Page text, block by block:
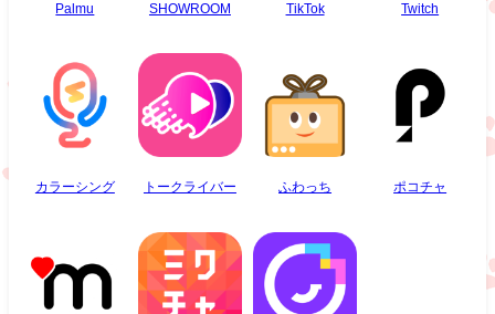
Palmu SHOWROOM TikTok Twitch
カラーシング トークライバー ふわっち ポコチャ